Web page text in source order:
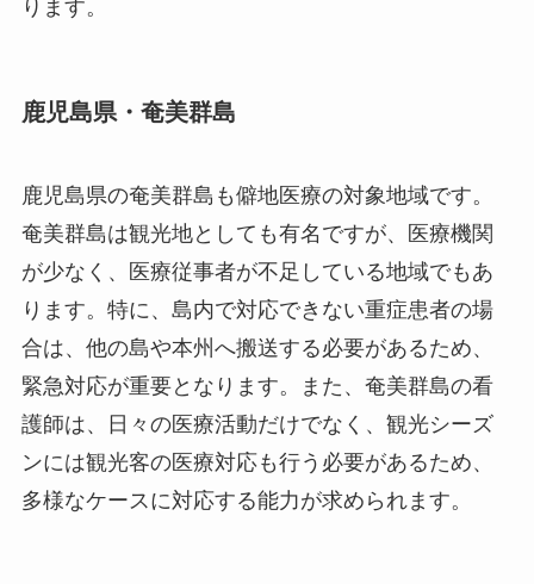
ります。
鹿児島県・奄美群島
鹿児島県の奄美群島も僻地医療の対象地域です。
奄美群島は観光地としても有名ですが、医療機関
が少なく、医療従事者が不足している地域でもあ
ります。特に、島内で対応できない重症患者の場
合は、他の島や本州へ搬送する必要があるため、
緊急対応が重要となります。また、奄美群島の看
護師は、日々の医療活動だけでなく、観光シーズ
ンには観光客の医療対応も行う必要があるため、
多様なケースに対応する能力が求められます。